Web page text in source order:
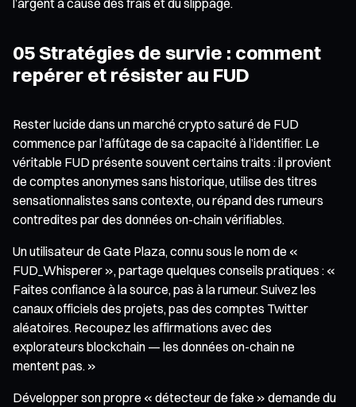
05 Stratégies de survie : comment
repérer et résister au FUD
Rester lucide dans un marché crypto saturé de FUD
commence par l’affûtage de sa capacité à l’identifier. Le
véritable FUD présente souvent certains traits : il provient
de comptes anonymes sans historique, utilise des titres
sensationnalistes sans contexte, ou répand des rumeurs
contredites par des données on-chain vérifiables.
Un utilisateur de Gate Plaza, connu sous le nom de «
FUD_Whisperer », partage quelques conseils pratiques : «
Faites confiance à la source, pas à la rumeur. Suivez les
canaux officiels des projets, pas des comptes Twitter
aléatoires. Recoupez les affirmations avec des
explorateurs blockchain — les données on-chain ne
mentent pas. »
Développer son propre « détecteur de fake » demande du